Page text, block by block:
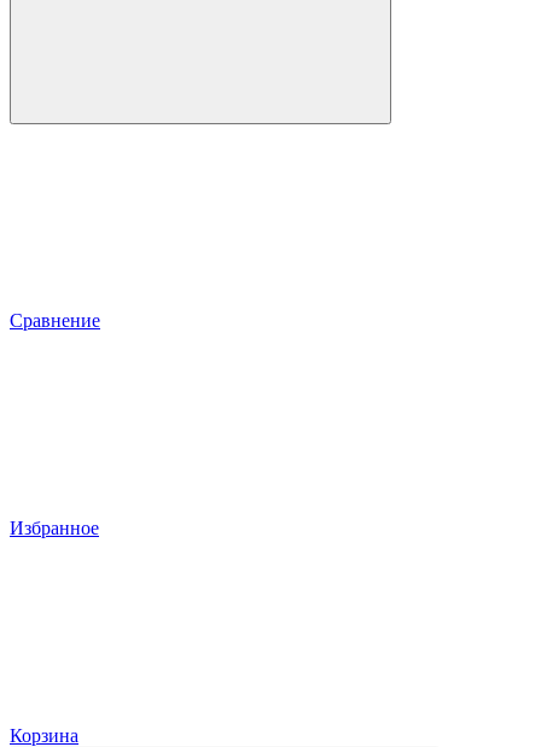
Сравнение
Избранное
Корзина